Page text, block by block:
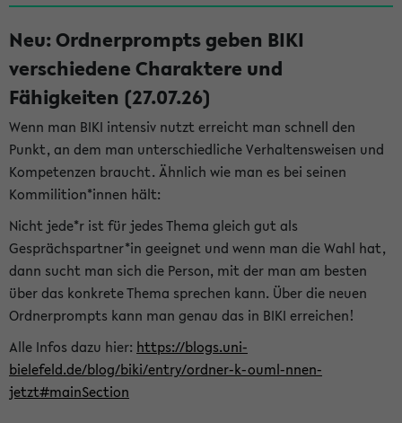
Neu: Ordnerprompts geben BIKI
verschiedene Charaktere und
Fähigkeiten (27.07.26)
Wenn man BIKI intensiv nutzt erreicht man schnell den
Punkt, an dem man unterschiedliche Verhaltensweisen und
Kompetenzen braucht. Ähnlich wie man es bei seinen
Kommilition*innen hält:
Nicht jede*r ist für jedes Thema gleich gut als
Gesprächspartner*in geeignet und wenn man die Wahl hat,
dann sucht man sich die Person, mit der man am besten
über das konkrete Thema sprechen kann. Über die neuen
Ordnerprompts kann man genau das in BIKI erreichen!
Alle Infos dazu hier: https://blogs.uni-
bielefeld.de/blog/biki/entry/ordner-k-ouml-nnen-
jetzt#mainSection